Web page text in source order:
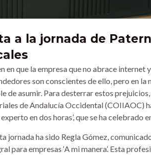
a la jornada de
en que la empresa que no abrace
son conscientes de ello, pero en
de asumir. Para desterrar estos
de Andalucía Occidental (COIIAOC)
en dos horas’, que se ha celebrado
jornada ha sido Regla Gómez,
para empresas ‘A mi manera’. Esta